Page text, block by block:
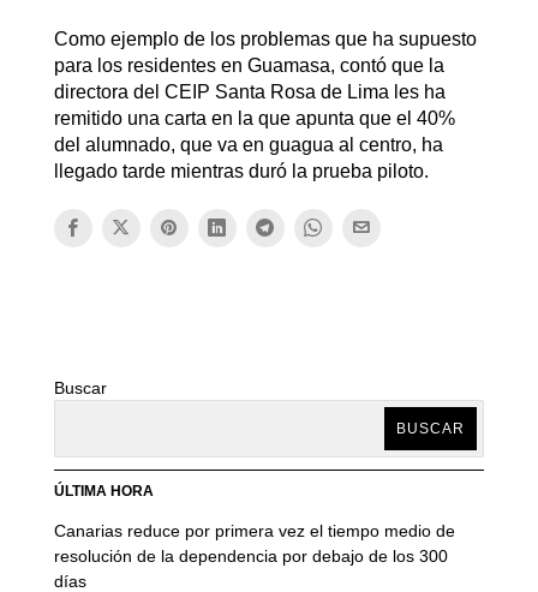
Como ejemplo de los problemas que ha supuesto
para los residentes en Guamasa, contó que la
directora del CEIP Santa Rosa de Lima les ha
remitido una carta en la que apunta que el 40%
del alumnado, que va en guagua al centro, ha
llegado tarde mientras duró la prueba piloto.
Buscar
BUSCAR
ÚLTIMA HORA
Canarias reduce por primera vez el tiempo medio de
resolución de la dependencia por debajo de los 300
días